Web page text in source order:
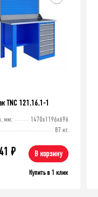
TNC 121.16.1-1
мм:
1470x1196x696
87 кг.
₽ В корзину
Купить в 1 клик